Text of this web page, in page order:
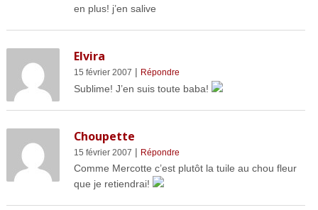
en plus! j’en salive
Elvira
15 février 2007 | Répondre
Sublime! J’en suis toute baba!
Choupette
15 février 2007 | Répondre
Comme Mercotte c’est plutôt la tuile au chou fleur
que je retiendrai!